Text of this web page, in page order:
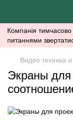
Компанія
питаннями
Видео техника
Экраны для